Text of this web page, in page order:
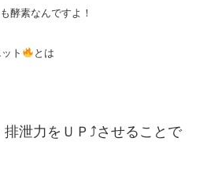
酵素なんですよ！
ト とは
泄力をＵＰ⤴させることで